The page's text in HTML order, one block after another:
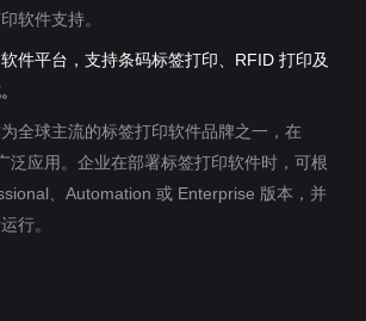
软件支持。
件平台，支持条码标签打印、RFID 打印及
全球主流的标签打印软件品牌之一，在
泛应用。企业在部署标签打印软件时，可根
、Automation 或 Enterprise 版本，并
行。